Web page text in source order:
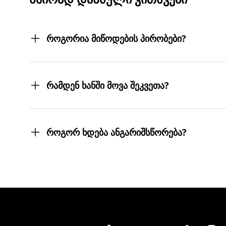
როგორია მიწოდების პირობები?
სასურველ მისამართებზე მოგიტანთ. მიტანის
რამდენ ხანში მოვა შეკვეთა?
თუმცა, ჩვენ ისეთი ყოჩაღები ვართ, 3
როგორ ხდება ანგარიშსწორება?